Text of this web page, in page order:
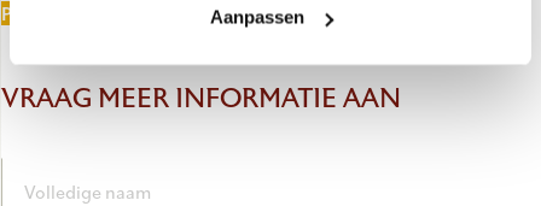
Aanpassen
PLAN EEN AFSPRAAK
VRAAG MEER INFORMATIE AAN
Volledige naam